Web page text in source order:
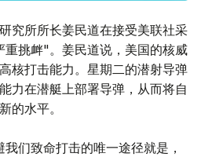
究所所长姜民道在接受美联社采
挑衅"。姜民道说，美国的核威
核打击能力。星期二的潜射导弹
力在潜艇上部署导弹，从而将自
的水平。
们致命打击的唯一途径就是，